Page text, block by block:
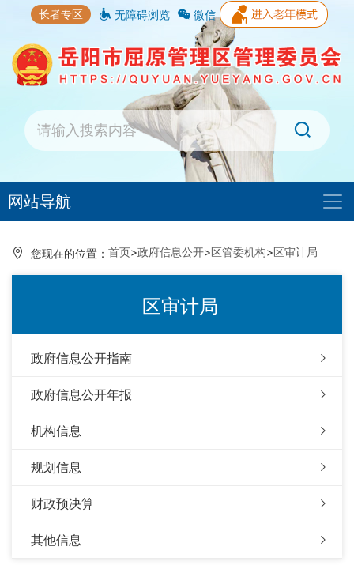
长者专区 无障碍浏览 微信
网站导航
您现在的位置： 首页>政府信息公开>区管委机构>区审计局
区审计局
政府信息公开指南
政府信息公开年报
机构信息
规划信息
财政预决算
其他信息